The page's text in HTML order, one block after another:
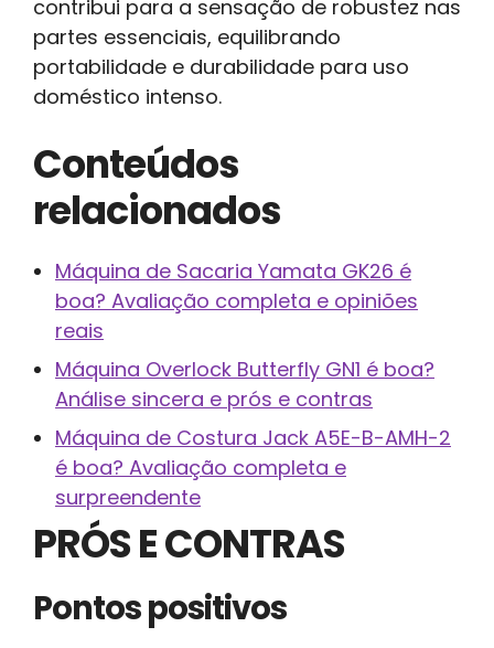
contribui para a sensação de robustez nas
partes essenciais, equilibrando
portabilidade e durabilidade para uso
doméstico intenso.
Conteúdos
relacionados
Máquina de Sacaria Yamata GK26 é
boa? Avaliação completa e opiniões
reais
Máquina Overlock Butterfly GN1 é boa?
Análise sincera e prós e contras
Máquina de Costura Jack A5E-B-AMH-2
é boa? Avaliação completa e
surpreendente
PRÓS E CONTRAS
Pontos positivos